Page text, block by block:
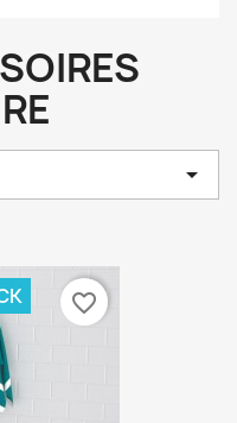

favorite_border